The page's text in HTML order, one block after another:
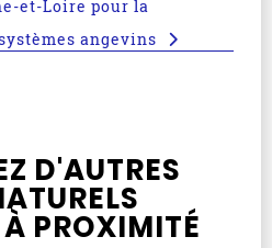
et-Loire pour la
angevins
D'AUTRES
À PROXIMITÉ